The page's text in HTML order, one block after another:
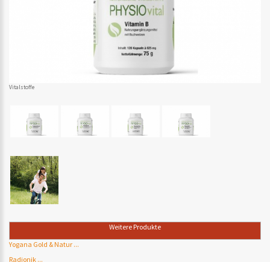
Vitalstoffe
Weitere Produkte
Yogana Gold & Natur ...
Radionik ...